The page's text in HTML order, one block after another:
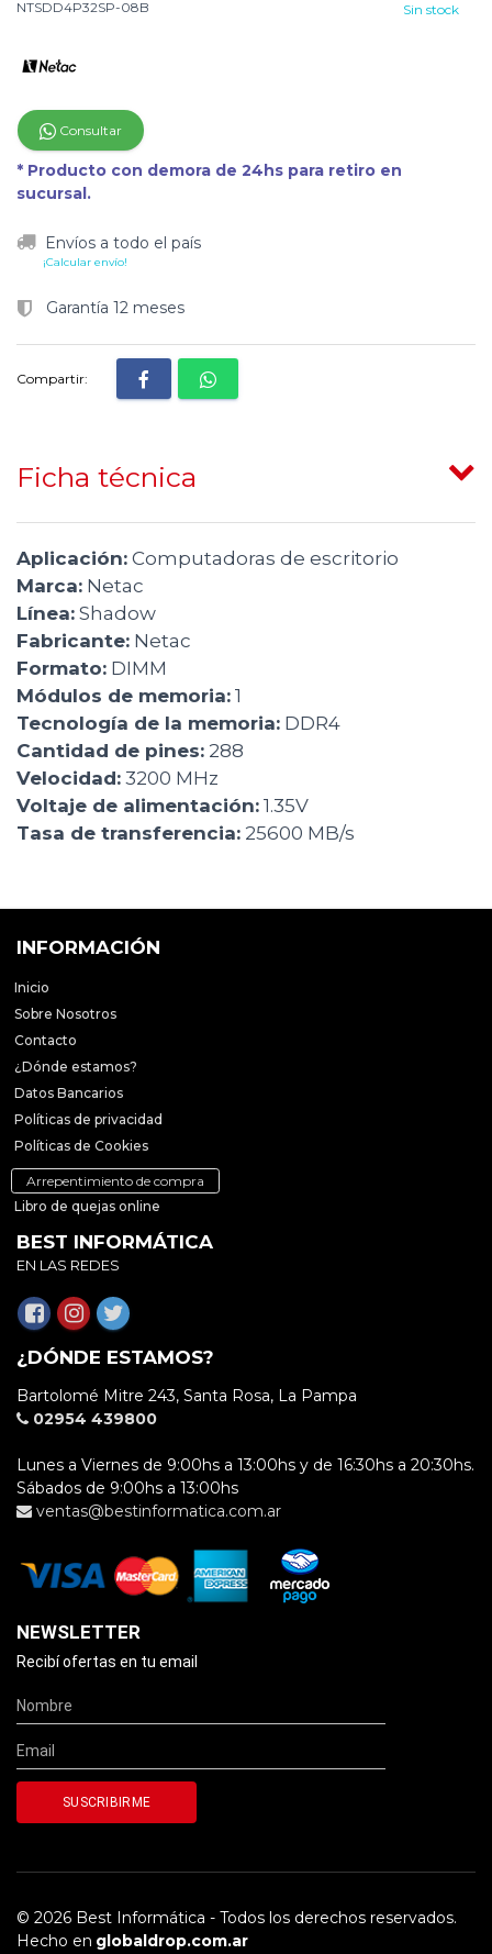
NTSDD4P32SP-08B Sin stock
Consultar
* Producto con demora de 24hs para retiro en
sucursal.
Envíos a todo el país
¡Calcular envío!
Garantía 12 meses
Compartir:
Ficha técnica
Aplicación: Computadoras de escritorio
Marca: Netac
Línea: Shadow
Fabricante: Netac
Formato: DIMM
Módulos de memoria: 1
Tecnología de la memoria: DDR4
Cantidad de pines: 288
Velocidad: 3200 MHz
Voltaje de alimentación: 1.35V
Tasa de transferencia: 25600 MB/s
INFORMACIÓN
Inicio
Sobre Nosotros
Contacto
¿Dónde estamos?
Datos Bancarios
Políticas de privacidad
Políticas de Cookies
Arrepentimiento de compra
Libro de quejas online
BEST INFORMÁTICA
EN LAS REDES
¿DÓNDE ESTAMOS?
Bartolomé Mitre 243, Santa Rosa, La Pampa
02954 439800
Lunes a Viernes de 9:00hs a 13:00hs y de 16:30hs a 20:30hs.
Sábados de 9:00hs a 13:00hs
ventas@bestinformatica.com.ar
NEWSLETTER
Recibí ofertas en tu email
© 2026 Best Informática - Todos los derechos reservados.
Hecho en globaldrop.com.ar